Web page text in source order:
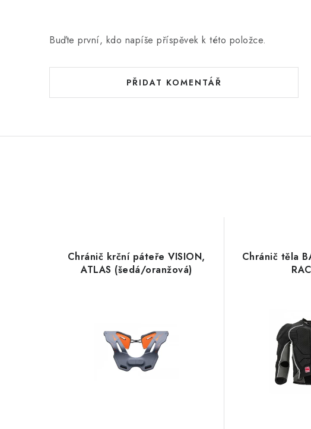
Buďte první, kdo napíše příspěvek k této položce.
PŘIDAT KOMENTÁŘ
Chránič krční páteře VISION,
ATLAS (šedá/oranžová)
Chránič těla